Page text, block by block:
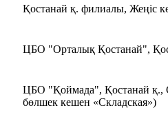
Қостанай қ. филиалы, Жеңіс
ЦБО "Орталық Қостанай",
ЦБО "Қоймада", Қостанай қ.,
бөлшек кешен «Складская»)